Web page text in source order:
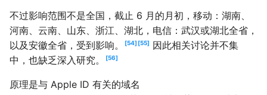
不过影响范围不是全国，截止 6 月的月初，移动：湖南、
河南、云南、山东、浙江、湖北，电信：武汉或湖北全省，
以及安徽全省，受到影响。
54 55
因此相关讨论并不集
中，也缺乏深入研究。
56
原理是与 Apple ID 有关的域名